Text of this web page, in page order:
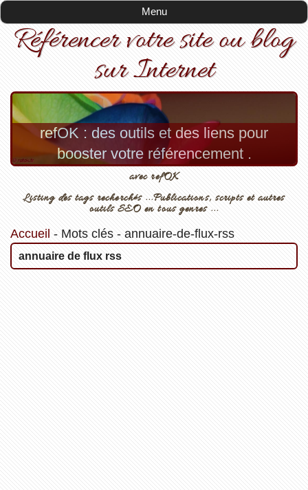
Menu
Référencer votre site ou blog
sur Internet
refOK : des outils et des liens pour
booster votre référencement .
avec refOK
Listing des tags recherchés ...Publications, scripts et autres
outils SEO en tous genres ...
Accueil - Mots clés- annuaire-de-flux-rss
annuaire de flux rss